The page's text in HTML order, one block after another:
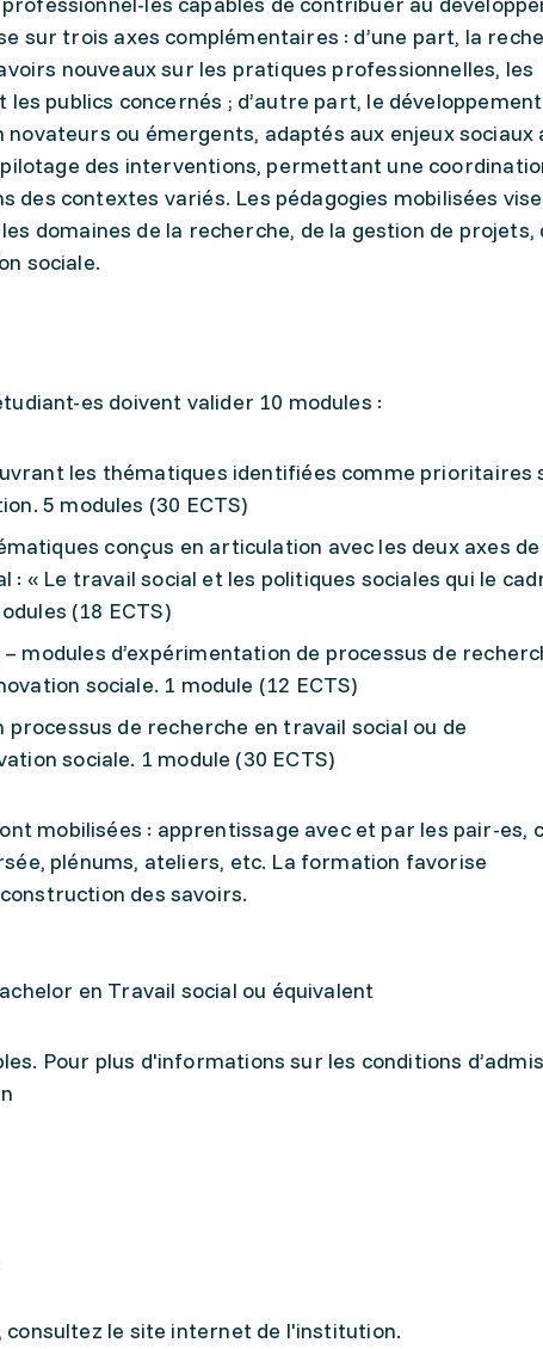
sur trois axes complémentaires : d’une part, la
nouveaux sur les pratiques professionnelles, les
publics concernés ; d’autre part, le
ou émergents, adaptés aux enjeux sociaux
pilotage des interventions, permettant une
des contextes variés. Les pédagogies mobilisées
domaines de la recherche, de la gestion de projets,
sociale.
es doivent valider 10 modules :
les thématiques identifiées comme prioritaires
5 modules (30 ECTS)
conçus en articulation avec les deux axes de
: « Le travail social et les politiques sociales qui le
(18 ECTS)
modules d’expérimentation de processus de
sociale. 1 module (12 ECTS)
de recherche en travail social ou de
sociale. 1 module (30 ECTS)
mobilisées : apprentissage avec et par les pair-es,
plénums, ateliers, etc. La formation favorise
des savoirs.
en Travail social ou équivalent
Pour plus d'informations sur les conditions
le site internet de l'institution.